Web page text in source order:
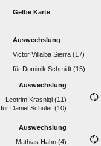
Gelbe Karte
Auswechslung
   
für   
Auswechslung
  
für   
Auswechslung
  